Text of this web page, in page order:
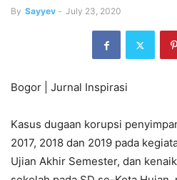
By Sayyev - July 23, 2020
Bogor | Jurnal Inspirasi
Kasus dugaan korupsi
2017, 2018 dan 2019 pada
Ujian Akhir Semester, dan